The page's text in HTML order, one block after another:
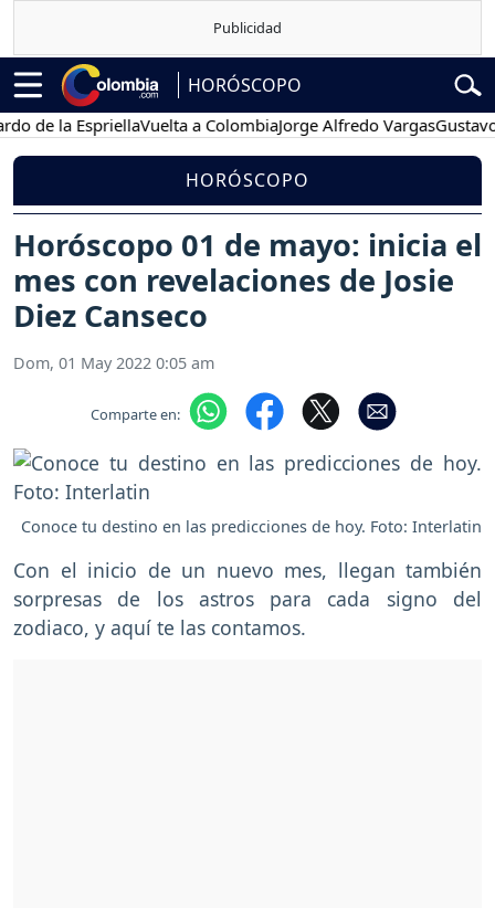
HORÓSCOPO
la EspriellaVuelta a ColombiaJorge Alfredo VargasGustavo Petro
HORÓSCOPO
Horóscopo 01 de mayo: inicia el
mes con revelaciones de Josie
Diez Canseco
Dom, 01 May 2022 0:05 am
Comparte en:
Conoce tu destino en las predicciones de hoy. Foto: Interlatin
Con el inicio de un nuevo mes, llegan también
sorpresas de los astros para cada signo del
zodiaco, y aquí te las contamos.